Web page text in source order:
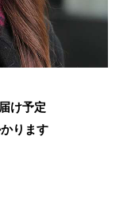
け予定
ります